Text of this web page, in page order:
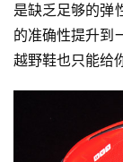
是缺乏足够的弹
的准确性提升到
越野鞋也只能给